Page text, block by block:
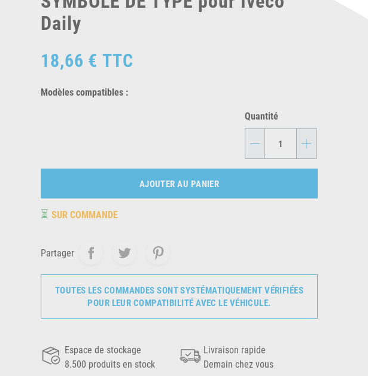
Daily
18,66 € TTC
Modèles compatibles :
Quantité
- +
AJOUTER AU PANIER
⏳ SUR COMMANDE
Partager
TOUTES LES COMMANDES SONT SYSTÉMATIQUEMENT VÉRIFIÉES
POUR LEUR COMPATIBILITÉ AVEC LE VÉHICULE.
Espace de stockage
8.500 produits en stock
Livraison rapide
Demain chez vous